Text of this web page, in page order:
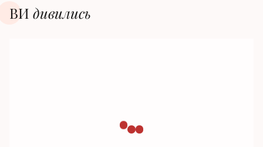
ВИ дивилиcь